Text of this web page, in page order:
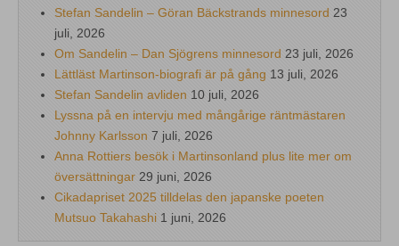
Stefan Sandelin – Göran Bäckstrands minnesord 23
juli, 2026
Om Sandelin – Dan Sjögrens minnesord 23 juli, 2026
Lättläst Martinson-biografi är på gång 13 juli, 2026
Stefan Sandelin avliden 10 juli, 2026
Lyssna på en intervju med mångårige räntmästaren
Johnny Karlsson 7 juli, 2026
Anna Rottiers besök i Martinsonland plus lite mer om
översättningar 29 juni, 2026
Cikadapriset 2025 tilldelas den japanske poeten
Mutsuo Takahashi 1 juni, 2026